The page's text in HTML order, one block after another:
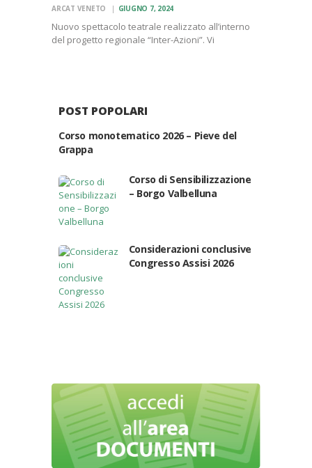
ARCAT VENETO GIUGNO 7, 2024
Nuovo spettacolo teatrale realizzato all’interno
del progetto regionale “Inter-Azioni”. Vi
POST POPOLARI
Corso monotematico 2026 – Pieve del
Grappa
Corso di Sensibilizzazione
– Borgo Valbelluna
Considerazioni conclusive
Congresso Assisi 2026